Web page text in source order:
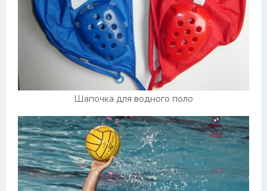
Шапочка для водного поло